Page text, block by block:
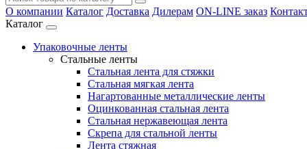
О компании Каталог Доставка Дилерам ON-LINE заказ
Каталог
Упаковочные ленты
Стальные ленты
Стальная лента для стяжки
Стальная мягкая лента
Нагартованные металлические ленты
Оцинкованная стальная лента
Стальная нержавеющая лента
Скрепа для стальной ленты
Лента стяжная